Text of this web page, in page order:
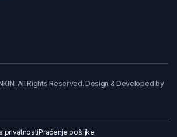
All Rights Reserved. Design & Developed by
privatnostiPraćenje pošiljke